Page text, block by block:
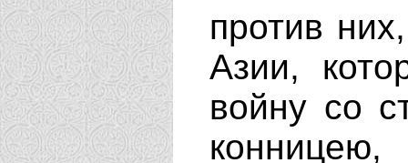
против
Азии,
войну со